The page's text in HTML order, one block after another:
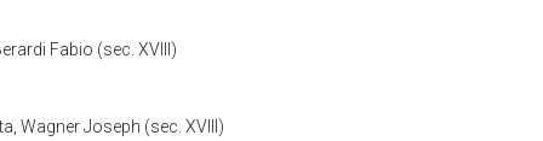
Fabio (sec. XVIII)
Wagner Joseph (sec. XVIII)